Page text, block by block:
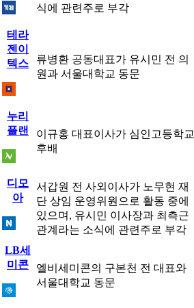
식에 관련주로 부각
테라
젠이
텍스
류병환 공동대표가 유시민 전 의
원과 서울대학교 동문
누리
플랜
이규홍 대표이사가 심인고등학교
후배
디모
아
서갑원 전 사외이사가 노무현 재
단 상임 운영위원으로 활동 중에
있으며, 유시민 이사장과 최측근
관계라는 소식에 관련주로 부각
LB세
미콘
엘비세미콘의 구본천 전 대표와
서울대학교 동문